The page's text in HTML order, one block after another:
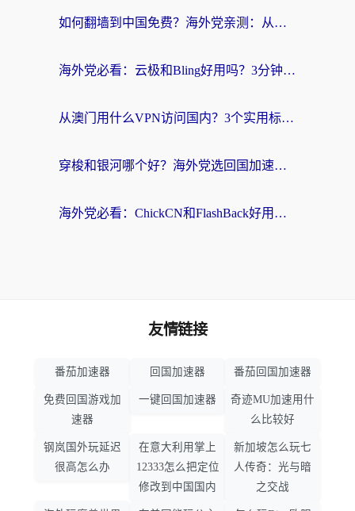
如何翻墙到中国免费？海外党亲测：从踩坑到选对加速器的全攻略
海外党必看：云极和Bling好用吗？3分钟教你选对回国加速器
从澳门用什么VPN访问国内？3个实用标准帮你避开坑，无缝刷剧听歌
穿梭和银河哪个好？海外党选回国加速器的避坑指南，附番茄加速器实测体验
海外党必看：ChickCN和FlashBack好用吗？3招教你选对回国加速器（附云极、HomeCN、斧牛vs艾果对比）
友情链接
番茄加速器 回国加速器 番茄回国加速器
免费回国游戏加
速器
一键回国加速器
奇迹MU加速用什
么比较好
钢岚国外玩延迟
很高怎么办
在意大利用掌上
12333怎么把定位
修改到中国国内
新加坡怎么玩七
人传奇：光与暗
之交战